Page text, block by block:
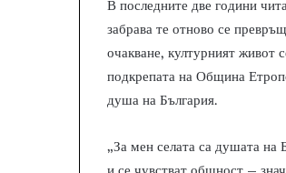
В последните две години
забрава те отново се
очакване, културният живот
подкрепата на Община
душа на България.
„За мен селата са душата на